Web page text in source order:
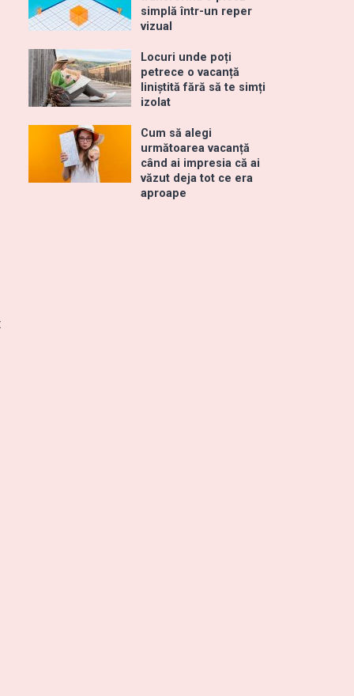
simplă într-un reper
vizual
Locuri unde poți
petrece o vacanță
liniștită fără să te simți
izolat
Cum să alegi
următoarea vacanță
când ai impresia că ai
văzut deja tot ce era
aproape